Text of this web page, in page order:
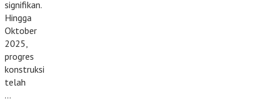
signifikan.
Hingga
Oktober
2025,
progres
konstruksi
telah
…